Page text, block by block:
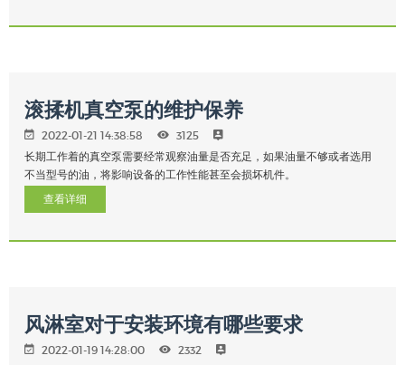
滚揉机真空泵的维护保养
2022-01-21 14:38:58 3125
长期工作着的真空泵需要经常观察油量是否充足，如果油量不够或者选用
不当型号的油，将影响设备的工作性能甚至会损坏机件。
查看详细
风淋室对于安装环境有哪些要求
2022-01-19 14:28:00 2332